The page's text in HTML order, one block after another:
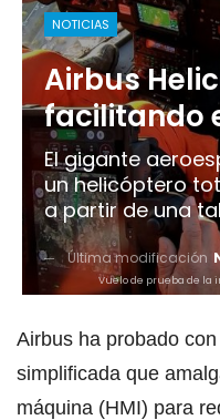
NOTICIAS
Airbus
facilitando
El gigante
un helicóptero
a partir de una
Última modificación
Vuelo de prueba de la
Airbus ha probado
simplificada que
máquina (HMI) para